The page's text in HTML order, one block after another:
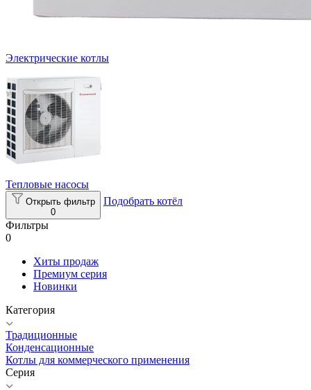
Электрические котлы
Тепловые насосы
Открыть фильтр
0
Подобрать котёл
Фильтры
0
Хиты продаж
Премиум серия
Новинки
Категория
Традиционные
Конденсационные
Котлы для коммерческого применения
Серия